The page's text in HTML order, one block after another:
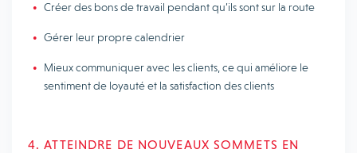
Créer des bons de travail pendant qu’ils sont sur la route
Gérer leur propre calendrier
Mieux communiquer avec les clients, ce qui améliore le
sentiment de loyauté et la satisfaction des clients
4. ATTEINDRE DE NOUVEAUX SOMMETS EN